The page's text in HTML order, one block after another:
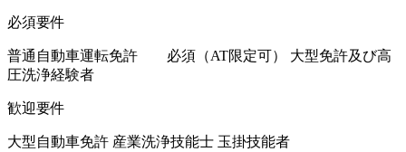
必須要件
普通自動車運転免許 必須（AT限定可） 大型免許及び高
圧洗浄経験者
歓迎要件
大型自動車免許 産業洗浄技能士 玉掛技能者